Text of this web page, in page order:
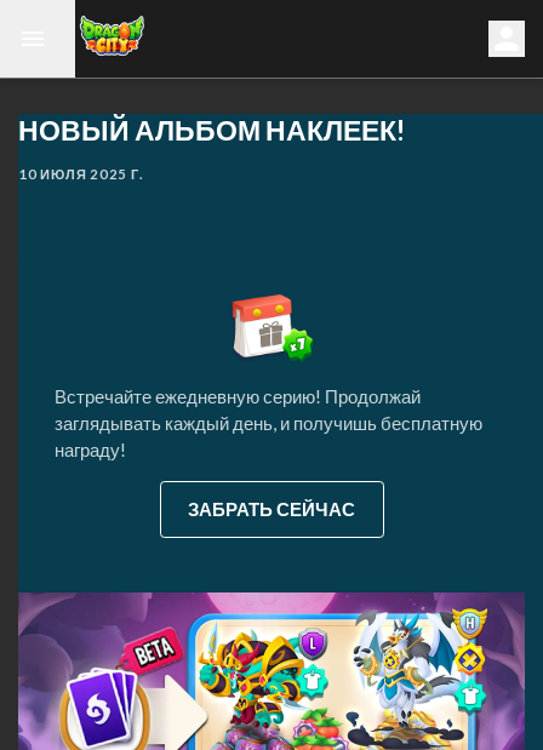
НОВЫЙ АЛЬБОМ НАКЛЕЕК!
10 ИЮЛЯ 2025 Г.
Встречайте ежедневную серию! Продолжай
заглядывать каждый день, и получишь бесплатную
награду!
ЗАБРАТЬ СЕЙЧАС